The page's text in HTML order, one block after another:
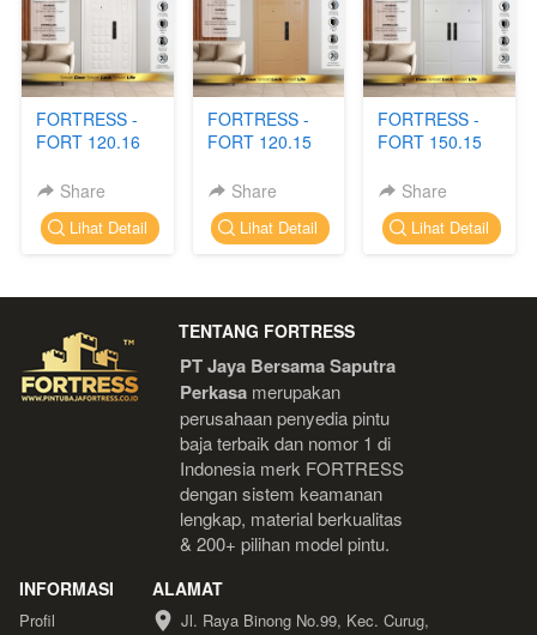
FORTRESS -
FORT 120.16
Share
` Lihat Detail
FORTRESS -
FORT 120.15
Share
` Lihat Detail
FORTRESS -
FORT 150.15
Share
` Lihat Detail
TENTANG FORTRESS
PT Jaya Bersama Saputra
Perkasa merupakan
perusahaan penyedia pintu
baja terbaik dan nomor 1 di
Indonesia
dengan sistem keamanan
lengkap, material berkualitas
& 200+ pilihan model pintu.
INFORMASI
Profil
ALAMAT
Jl. Raya Binong No.99, Kec. Curug,